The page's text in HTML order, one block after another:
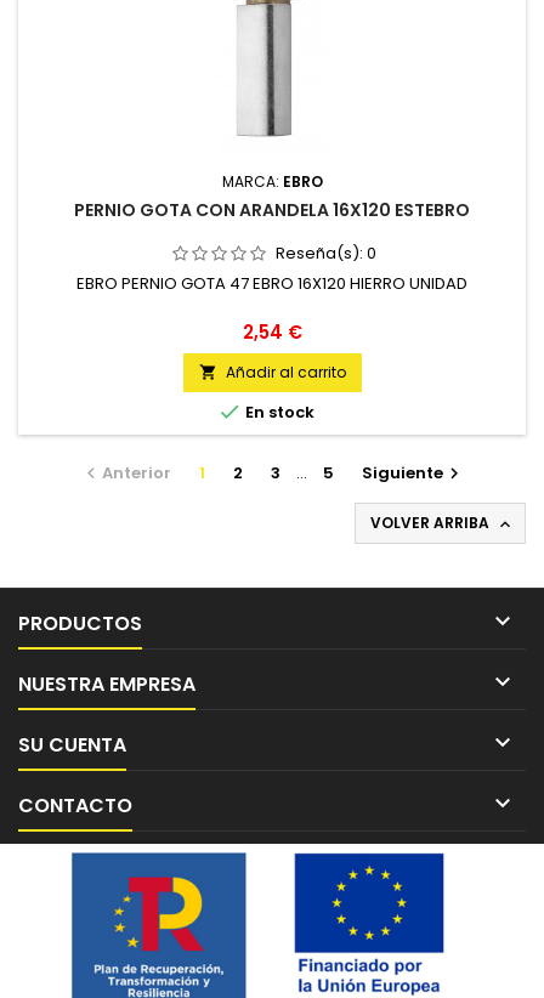
MARCA: EBRO
PERNIO GOTA CON ARANDELA 16X120 ESTEBRO
Reseña(s): 0
EBRO PERNIO GOTA 47 EBRO 16X120 HIERRO UNIDAD
Precio
2,54 €
 Añadir al carrito
 En stock
 Anterior 1 2 3 … 5 Siguiente
VOLVER ARRIBA 
PRODUCTOS 
NUESTRA EMPRESA 
SU CUENTA 
CONTACTO 